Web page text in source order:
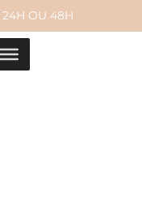
24H OU 48H